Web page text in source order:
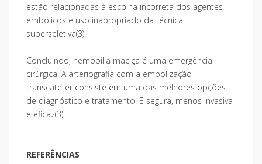
estão relacionadas à escolha incorreta dos agentes
embólicos e uso inapropriado da técnica
superseletiva(3).
Concluindo, hemobilia maciça é uma emergência
cirúrgica. A arteriografia com a embolização
transcateter consiste em uma das melhores opções
de diagnóstico e tratamento. É segura, menos invasiva
e eficaz(3).
REFERÊNCIAS